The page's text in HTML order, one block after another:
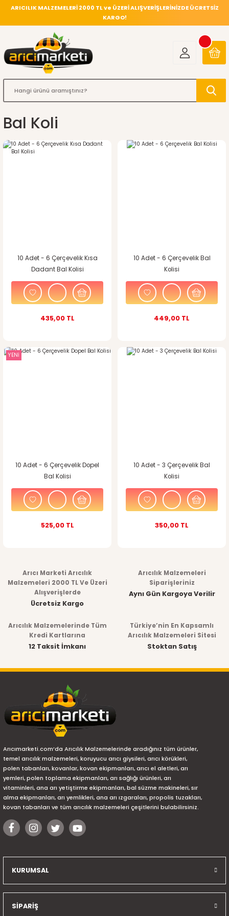
ARICILIK MALZEMELERİ 2000 TL ve ÜZERİ ALIŞVERİŞLERİNİZDE ÜCRETSİZ
KARGO!
Bal Koli
10 Adet - 6 Çerçevelik Kısa
Dadant Bal Kolisi
435,00 TL
10 Adet - 6 Çerçevelik Bal
Kolisi
449,00 TL
YENİ
10 Adet - 6 Çerçevelik Dopel
Bal Kolisi
525,00 TL
10 Adet - 3 Çerçevelik Bal
Kolisi
350,00 TL
Arıcı Marketi Arıcılık
Malzemeleri 2000 TL Ve Üzeri
Alışverişlerde
Ücretsiz Kargo
Arıcılık Malzemeleri
Siparişleriniz
Aynı Gün Kargoya Verilir
Arıcılık Malzemelerinde Tüm
Kredi Kartlarına
12 Taksit İmkanı
Türkiye’nin En Kapsamlı
Arıcılık Malzemeleri Sitesi
Stoktan Satış
Arıcımarketi.com’da Arıcılık Malzemelerinde aradığınız tüm ürünler,
temel arıcılık malzemeleri, koruyucu arıcı giysileri, arıcı körükleri,
polen tabanları, kovanlar, kovan ekipmanları, arıcı el aletleri, arı
yemleri, polen toplama ekipmanları, arı sağlığı ürünleri, arı
vitaminleri, ana arı yetiştirme ekipmanları, bal süzme makineleri, sır
alma ekipmanları, arı yemlikleri, ana arı ızgaraları, propolis tuzakları,
kovan tabanları ve tüm arıcılık malzemeleri çeşitlerini bulabilirsiniz.
KURUMSAL
SİPARİŞ